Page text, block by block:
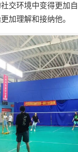
交环境中变得更加
加理解和接纳他。